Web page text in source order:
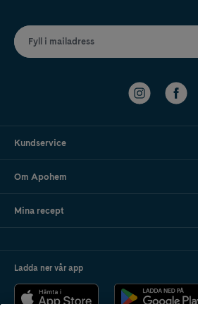
Fyll i mailadress
Kundservice
Om Apohem
Mina recept
Ladda ner vår app